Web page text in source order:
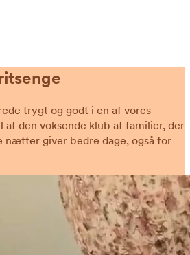
trygt og godt i en af vores
af den voksende klub af familier, der
nætter giver bedre dage, også for